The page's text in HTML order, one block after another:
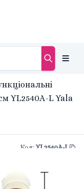
YL2540A-L Yala
Код: YL2540A-L